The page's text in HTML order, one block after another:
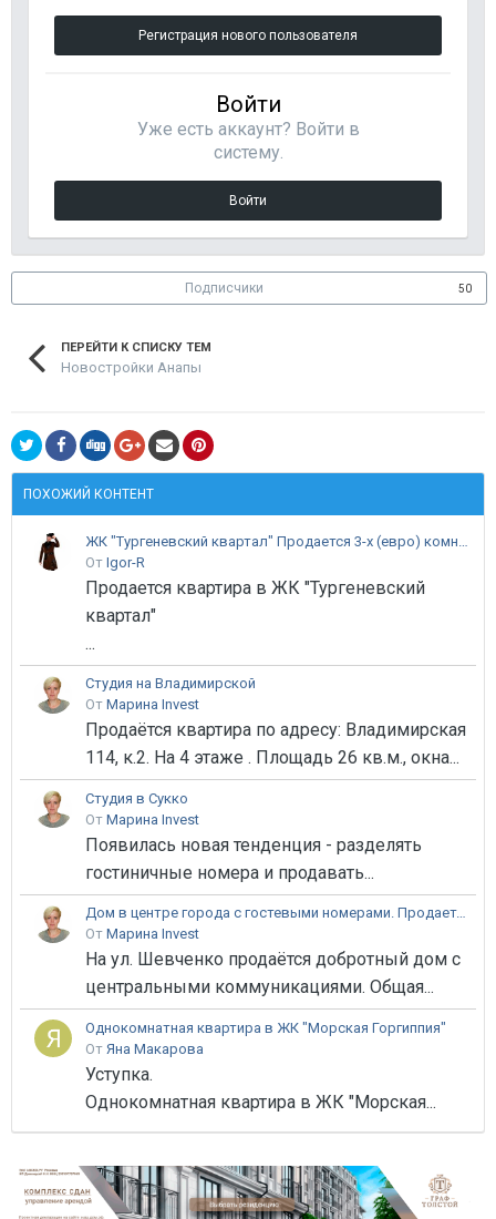
Регистрация нового пользователя
Войти
Уже есть аккаунт? Войти в
систему.
Войти
Подписчики 50
ПЕРЕЙТИ К СПИСКУ ТЕМ
Новостройки Анапы
ПОХОЖИЙ КОНТЕНТ
От Igor-R
Продается квартира в ЖК "Тургеневский
квартал"
...
Студия на Владимирской
От Марина Invest
Продаётся квартира по адресу: Владимирская
114, к.2. На 4 этаже . Площадь 26 кв.м., окна...
Студия в Сукко
От Марина Invest
Появилась новая тенденция - разделять
гостиничные номера и продавать...
Дом в центре города с гостевыми номерами. Продается.
От Марина Invest
На ул. Шевченко продаётся добротный дом с
центральными коммуникациями. Общая...
Однокомнатная квартира в ЖК "Морская Горгиппия"
От Яна Макарова
Уступка.
Однокомнатная квартира в ЖК "Морская...